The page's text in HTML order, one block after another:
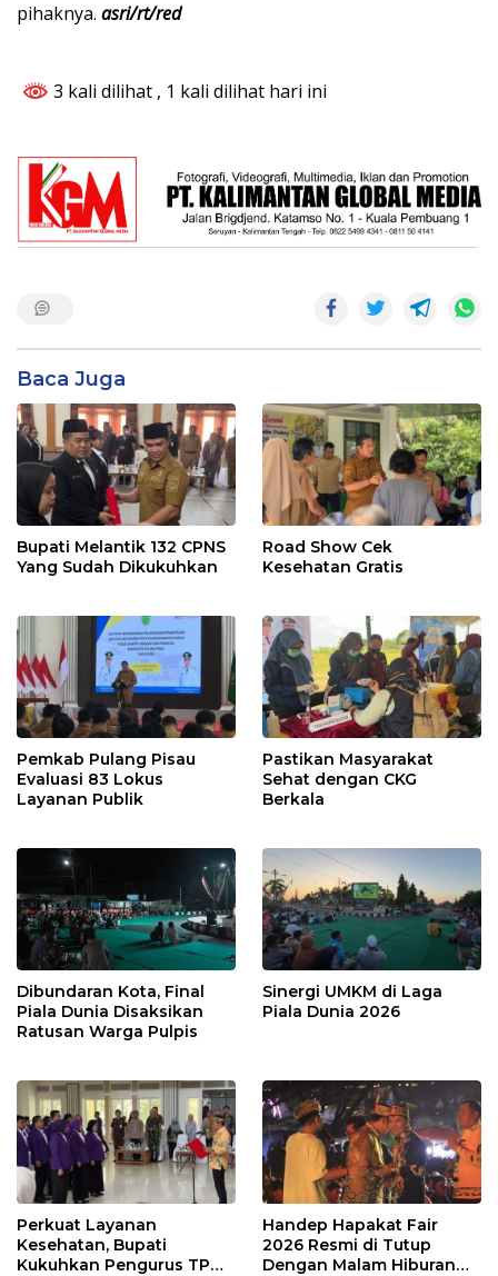
pihaknya. asri/rt/red
3 kali dilihat , 1 kali dilihat hari ini
Baca Juga
Bupati Melantik 132 CPNS
Yang Sudah Dikukuhkan
Road Show Cek
Kesehatan Gratis
Pemkab Pulang Pisau
Evaluasi 83 Lokus
Layanan Publik
Pastikan Masyarakat
Sehat dengan CKG
Berkala
Dibundaran Kota, Final
Piala Dunia Disaksikan
Ratusan Warga Pulpis
Sinergi UMKM di Laga
Piala Dunia 2026
Perkuat Layanan
Kesehatan, Bupati
Kukuhkan Pengurus TP
Handep Hapakat Fair
2026 Resmi di Tutup
Dengan Malam Hiburan